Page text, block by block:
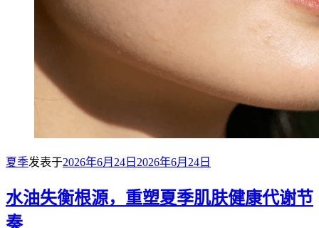
夏季发表于2026年6月24日 2026年6月24日
水油失衡根源，重塑夏季肌肤健康代谢节
奏